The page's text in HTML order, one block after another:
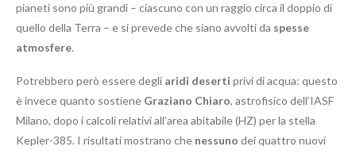
pianeti sono più grandi – ciascuno con un raggio circa il doppio di
quello della Terra – e si prevede che siano avvolti da spesse
atmosfere.
Potrebbero però essere degli aridi deserti privi di acqua: questo
è invece quanto sostiene Graziano Chiaro, astrofisico dell’IASF
Milano, dopo i calcoli relativi all’area abitabile (HZ) per la stella
Kepler-385. I risultati mostrano che nessuno dei quattro nuovi